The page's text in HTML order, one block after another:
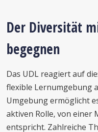
Der Diversität
begegnen
Das UDL reagiert auf
flexible Lernumgebung
Umgebung ermöglicht
aktiven Rolle, von einer
entspricht. Zahlreiche